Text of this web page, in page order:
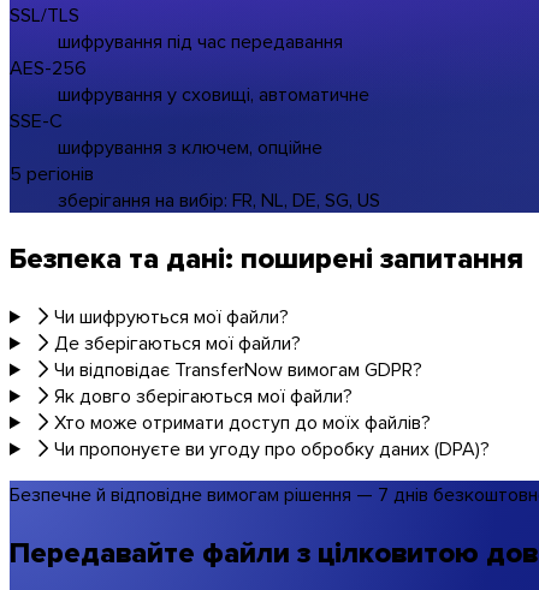
macOS
SSL/TLS
шифрування під час передавання
AES-256
шифрування у сховищі, автоматичне
SSE-C
шифрування з ключем, опційне
5 регіонів
зберігання на вибір: FR, NL, DE, SG, US
Безпека та дані: поширені запитання
Чи шифруються мої файли?
Де зберігаються мої файли?
Чи відповідає TransferNow вимогам GDPR?
Як довго зберігаються мої файли?
Хто може отримати доступ до моїх файлів?
Чи пропонуєте ви угоду про обробку даних (DPA)?
Безпечне й відповідне вимогам рішення — 7 днів
Передавайте файли з цілковитою